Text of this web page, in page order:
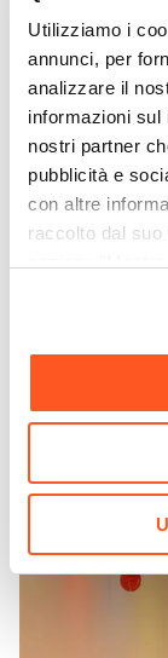
Utilizziamo i
annunci, per
analizzare il
informazioni
nostri partner
pubblicità e
con altre
raccolto dal
momento. Per